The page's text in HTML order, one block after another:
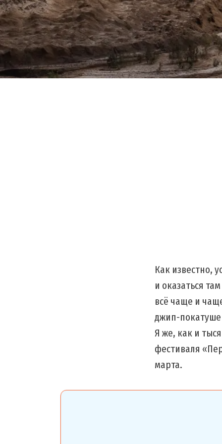
Как известно,
и оказаться
всё чаще и
джип-
Я же, как и
фестиваля
марта.